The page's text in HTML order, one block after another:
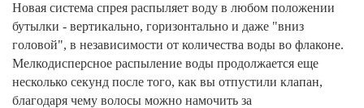
Новая система спрея распыляет воду в любом положении
бутылки - вертикально, горизонтально и даже "вниз
головой", в независимости от количества воды во флаконе.
Мелкодисперсное распыление воды продолжается еще
несколько секунд после того, как вы отпустили клапан,
благодаря чему волосы можно намочить за